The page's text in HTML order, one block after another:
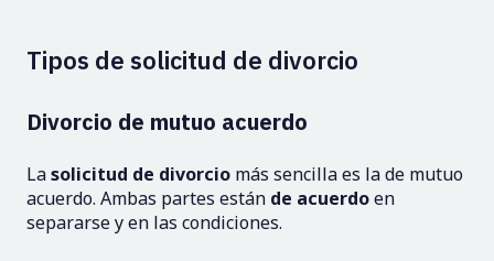
Tipos de solicitud de divorcio
Divorcio de mutuo acuerdo
Lasolicitud de divorcio más sencilla es la de mutuo
acuerdo. Ambas partes están de acuerdoen
separarse y en las condiciones.